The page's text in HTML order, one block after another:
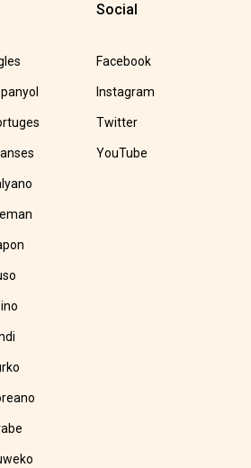
Social
Facebook
Instagram
Twitter
YouTube